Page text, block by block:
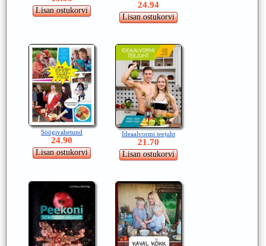
24.94
Söögivahetund
24.90
Ideaalvormi teejuht
21.70